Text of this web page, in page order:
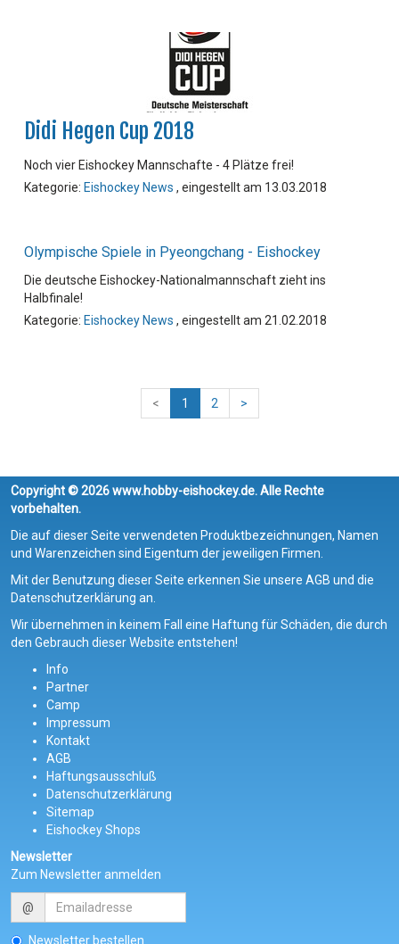
Didi Hegen Cup 2018
Noch vier Eishockey Mannschafte - 4 Plätze frei!
Kategorie: Eishockey News , eingestellt am 13.03.2018
Olympische Spiele in Pyeongchang - Eishockey
Die deutsche Eishockey-Nationalmannschaft zieht ins
Halbfinale!
Kategorie: Eishockey News , eingestellt am 21.02.2018
< 1 2 >
Copyright © 2026 www.hobby-eishockey.de. Alle Rechte
vorbehalten.
Die auf dieser Seite verwendeten Produktbezeichnungen, Namen
und Warenzeichen sind Eigentum der jeweiligen Firmen.
Mit der Benutzung dieser Seite erkennen Sie unsere AGB und die
Datenschutzerklärung an.
Wir übernehmen in keinem Fall eine Haftung für Schäden, die durch
den Gebrauch dieser Website entstehen!
Info
Partner
Camp
Impressum
Kontakt
AGB
Haftungsausschluß
Datenschutzerklärung
Sitemap
Eishockey Shops
Newsletter
Zum Newsletter anmelden
@
Newsletter bestellen